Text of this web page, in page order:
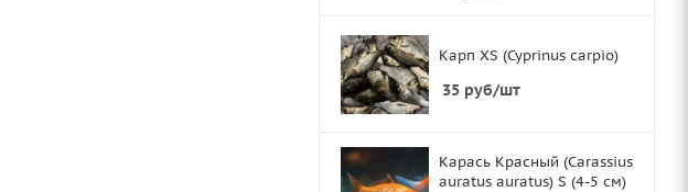
Карп XS (Cyprinus carpio)
35 руб/шт
Карась Красный (Carassius
auratus auratus) S (4-5 см)